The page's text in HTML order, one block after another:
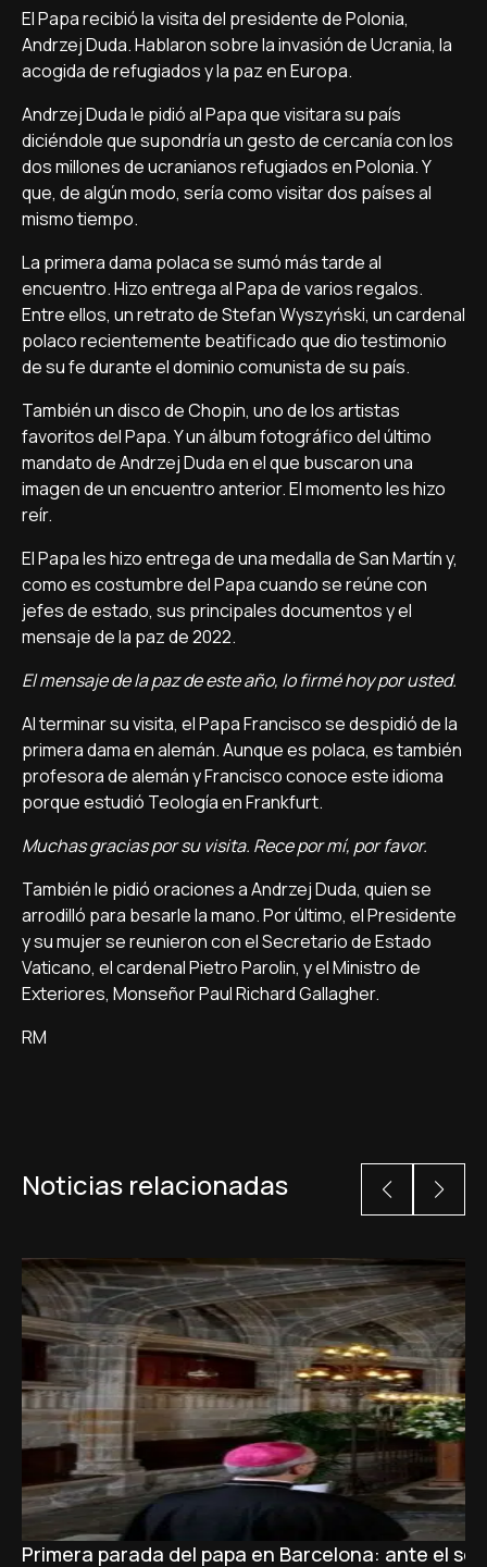
El Papa recibió la visita del presidente de Polonia,
Andrzej Duda. Hablaron sobre la invasión de Ucrania, la
acogida de refugiados y la paz en Europa.
Andrzej Duda le pidió al Papa que visitara su país
diciéndole que supondría un gesto de cercanía con los
dos millones de ucranianos refugiados en Polonia. Y
que, de algún modo, sería como visitar dos países al
mismo tiempo.
La primera dama polaca se sumó más tarde al
encuentro. Hizo entrega al Papa de varios regalos.
Entre ellos, un retrato de Stefan Wyszyński, un cardenal
polaco recientemente beatificado que dio testimonio
de su fe durante el dominio comunista de su país.
También un disco de Chopin, uno de los artistas
favoritos del Papa. Y un álbum fotográfico del último
mandato de Andrzej Duda en el que buscaron una
imagen de un encuentro anterior. El momento les hizo
reír.
El Papa les hizo entrega de una medalla de San Martín y,
como es costumbre del Papa cuando se reúne con
jefes de estado, sus principales documentos y el
mensaje de la paz de 2022.
El mensaje de la paz de este año, lo firmé hoy por usted.
Al terminar su visita, el Papa Francisco se despidió de la
primera dama en alemán. Aunque es polaca, es también
profesora de alemán y Francisco conoce este idioma
porque estudió Teología en Frankfurt.
Muchas gracias por su visita. Rece por mí, por favor.
También le pidió oraciones a Andrzej Duda, quien se
arrodilló para besarle la mano. Por último, el Presidente
y su mujer se reunieron con el Secretario de Estado
Vaticano, el cardenal Pietro Parolin, y el Ministro de
Exteriores, Monseñor Paul Richard Gallagher.
RM
Noticias relacionadas
Primera parada del papa en Barcelona: ante el